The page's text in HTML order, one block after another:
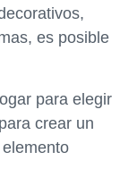
es posible
para elegir
crear un